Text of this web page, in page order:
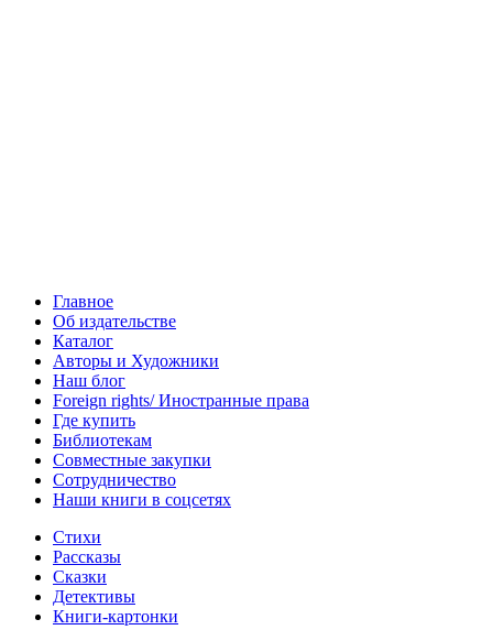
Главное
Об издательстве
Каталог
Авторы и Художники
Наш блог
Foreign rights/ Иностранные права
Где купить
Библиотекам
Совместные закупки
Сотрудничество
Наши книги в соцсетях
Стихи
Рассказы
Сказки
Детективы
Книги-картонки